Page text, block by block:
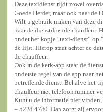
Deze taxidienst rijdt zowel
Goede Herder, maar ook naar de
Wilt u gebruik maken van deze
naar de dienstdoende chauffeur.
onder het kopje “taxi-dienst”
de lijst. Hierop staat achter de
de chauffeur.
Ook in de kerk-app staat de
onderste regel van de app naar
betreffende dienst. Behalve het
chauffeur met telefoonnummer
Kunt u de informatie niet
– 5228 4780. Dan zorgt zij